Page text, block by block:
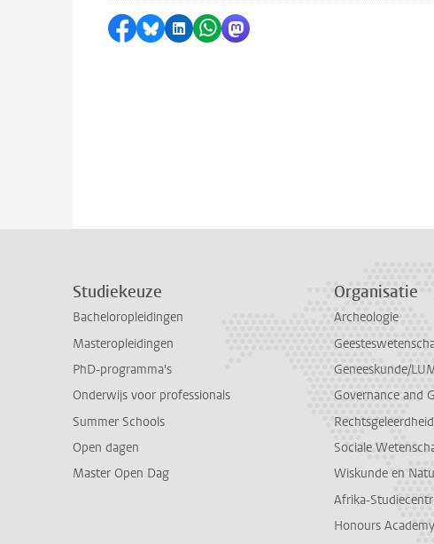
Delen op Facebook
Delen via Bluesky
Delen op LinkedIn
Delen via WhatsApp
Delen via Mastodon
Studiekeuze
Bacheloropleidingen
Masteropleidingen
PhD-programma's
Onderwijs voor professionals
Summer Schools
Open dagen
Master Open Dag
Organisatie
Archeologie
Geneeskunde/
Governance and
Rechtsgeleerdheid
Sociale
Wiskunde en
Afrika-
Honours Academy